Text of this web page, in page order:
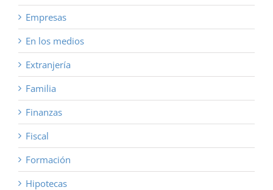
Empresas
En los medios
Extranjería
Familia
Finanzas
Fiscal
Formación
Hipotecas